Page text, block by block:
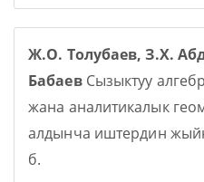
Ж.О. Толубаев, З.Х.
БабаевСызыктуу
жана аналитикалык
алдынча иштердин
б.